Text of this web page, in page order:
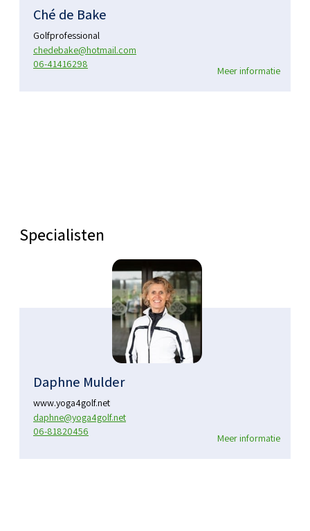
Ché de Bake
Golfprofessional
chedebake@hotmail.com
06-41416298
Meer informatie
Specialisten
Daphne Mulder
www.yoga4golf.net
daphne@yoga4golf.net
06-81820456
Meer informatie